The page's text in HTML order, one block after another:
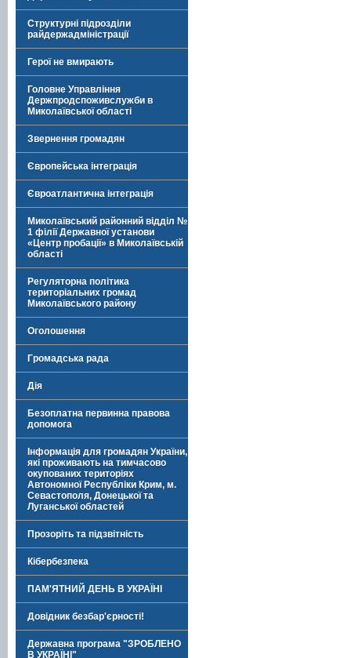
Структурні підрозділи
райдержадміністрації
Герої не вмирають
Головне Управління
Держпродспоживслужби в
Миколаївської області
Звернення громадян
Європейська інтеграція
Євроатлантична інтеграція
Миколаївський районний відділ №
1 філії Державної установи
«Центр пробації» в Миколаївській
області
Регуляторна політика
територіальних громад
Миколаївського району
Оголошення
Громадська рада
Дія
Безоплатна первинна правова
допомога
Інформація для громадян України,
які проживають на тимчасово
окупованих територіях
Автономної Республіки Крим, м.
Севастополя, Донецької та
Луганської областей
Прозоріть та підзвітність
Кібербезпека
ПАМ'ЯТНИЙ ДЕНЬ В УКРАЇНІ
Довідник безбар'єрності!
Державна програма "ЗРОБЛЕНО
В УКРАЇНІ"